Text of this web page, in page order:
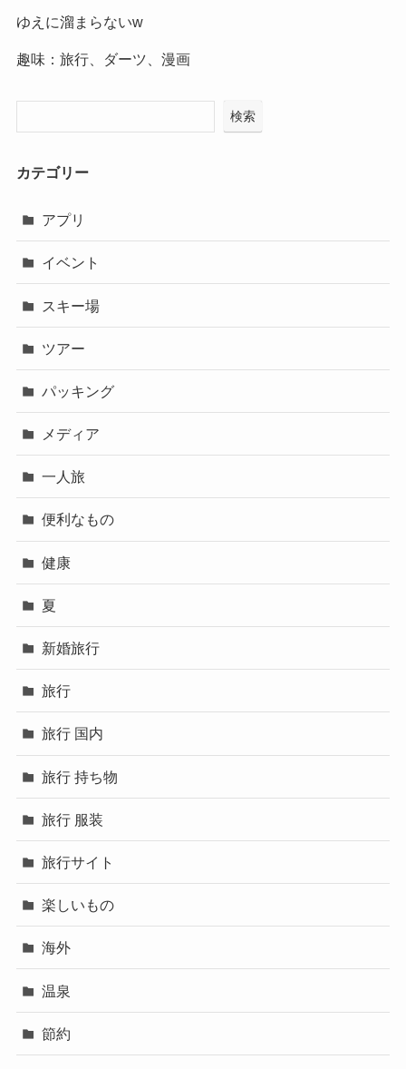
ゆえに溜まらないw
趣味：旅行、ダーツ、漫画
検索
カテゴリー
アプリ
イベント
スキー場
ツアー
パッキング
メディア
一人旅
便利なもの
健康
夏
新婚旅行
旅行
旅行 国内
旅行 持ち物
旅行 服装
旅行サイト
楽しいもの
海外
温泉
節約